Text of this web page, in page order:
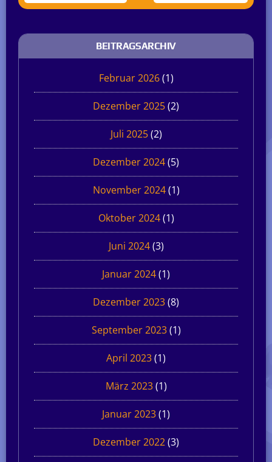
BEITRAGSARCHIV
Februar 2026(1)
Dezember 2025(2)
Juli 2025(2)
Dezember 2024(5)
November 2024(1)
Oktober 2024(1)
Juni 2024(3)
Januar 2024(1)
Dezember 2023(8)
September 2023(1)
April 2023(1)
März 2023(1)
Januar 2023(1)
Dezember 2022(3)